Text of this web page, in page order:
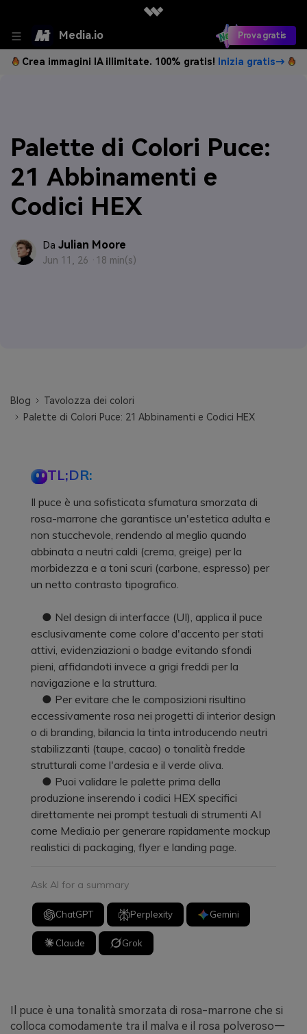
Media.io Prova gratis
Crea immagini IA illimitate. 100% gratis! Inizia gratis→
Palette di Colori Puce:
21 Abbinamenti e
Codici HEX
Da Julian Moore
Jun 11, 26 · 18 min(s)
Blog
Tavolozza dei colori
Palette di Colori Puce: 21 Abbinamenti e Codici HEX
TL;DR:
Il puce è una sofisticata sfumatura smorzata di
rosa-marrone che garantisce un'estetica adulta e
non stucchevole, rendendo al meglio quando
abbinata a neutri caldi (crema, greige) per la
morbidezza e a toni scuri (carbone, espresso) per
un netto contrasto tipografico.
● Nel design di interfacce (UI), applica il puce
esclusivamente come colore d'accento per stati
attivi, evidenziazioni o badge evitando sfondi
pieni, affidandoti invece a grigi freddi per la
navigazione e la struttura.
● Per evitare che le composizioni risultino
eccessivamente rosa nei progetti di interior design
o di branding, bilancia la tinta introducendo neutri
stabilizzanti (taupe, cacao) o tonalità fredde
strutturali come l'ardesia e il verde oliva.
● Puoi validare le palette prima della
produzione inserendo i codici HEX specifici
direttamente nei prompt testuali di strumenti AI
come Media.io per generare rapidamente mockup
realistici di packaging, flyer e landing page.
Ask AI for a summary
ChatGPT Perplexity Gemini
Claude Grok
Il puce è una tonalità smorzata di rosa-marrone che si
colloca comodamente tra il malva e il rosa polveroso—